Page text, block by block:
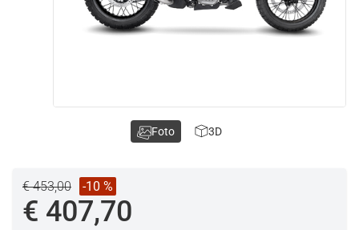
€ 453,00 -10 %
€ 407,70
Foto 3D